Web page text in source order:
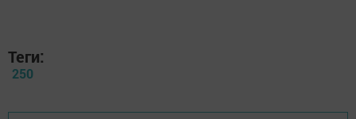
Теги:
250